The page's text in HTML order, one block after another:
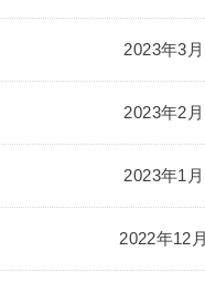
2023年3月
2023年2月
2023年1月
2022年12月